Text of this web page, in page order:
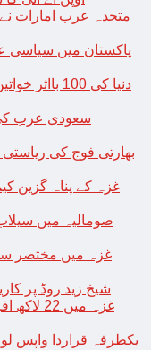
پاکستان میں سیاسی
دنیا کی 100
سعودی عرب کی
بھارتی فوج کی
غزہ کے پناہ گزین
غزہ میں مختصر
شیخ زید روڈ پر
غزہ میں
یکطرفہ قراردا واپس